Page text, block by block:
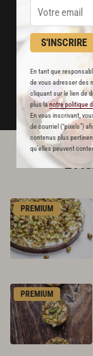
S'INSCRIRE
En tant que
de vous adresser des
cliquant sur le lien de
plus lanotre politique
En vous inscrivant,
de courriel (“pixels”)
contenus plus
qu’elles peuvent
Stop pub
un service
DÉJÀ
PREMIUM
PREMIUM